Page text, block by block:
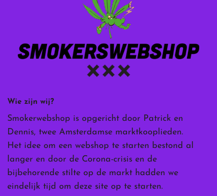
Wie zijn wij?
Smokerwebshop is opgericht door Patrick en
Dennis, twee Amsterdamse marktkooplieden.
Het idee om een webshop te starten bestond al
langer en door de Corona-crisis en de
bijbehorende stilte op de markt hadden we
eindelijk tijd om deze site op te starten.